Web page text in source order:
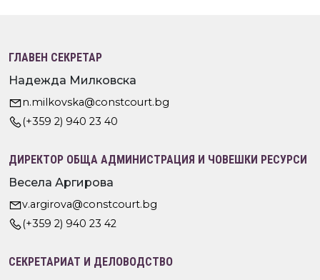
ГЛАВЕН СЕКРЕТАР
Надежда Милковска
n.milkovska@constcourt.bg
(+359 2) 940 23 40
ДИРЕКТОР ОБЩА АДМИНИСТРАЦИЯ И ЧОВЕШКИ РЕСУРСИ
Весела Аргирова
v.argirova@constcourt.bg
(+359 2) 940 23 42
СЕКРЕТАРИАТ И ДЕЛОВОДСТВО